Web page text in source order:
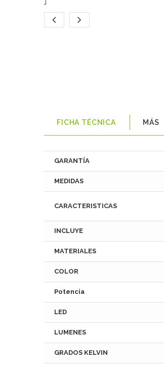
FICHA TÉCNICA MÁS
GARANTÍA
MEDIDAS
CARACTERISTICAS
INCLUYE
MATERIALES
COLOR
Potencia
LED
LUMENES
GRADOS KELVIN